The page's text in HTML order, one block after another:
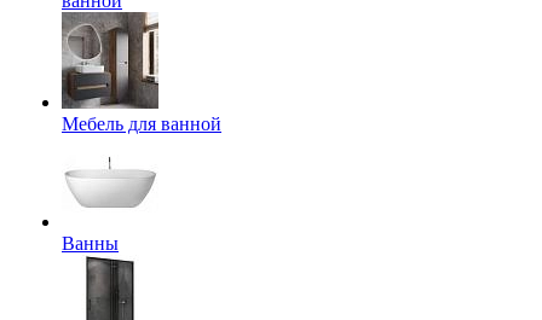
Мебель для ванной
Ванны